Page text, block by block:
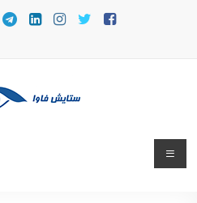
ستایش
موج